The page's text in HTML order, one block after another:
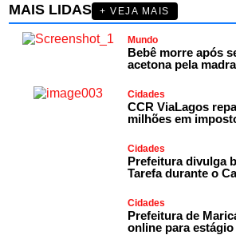
MAIS LIDAS + VEJA MAIS
Mundo
Bebê morre após
acetona pela
Cidades
CCR ViaLagos
milhões em
Cidades
Prefeitura divulga
Tarefa durante o
Cidades
Prefeitura de
online para